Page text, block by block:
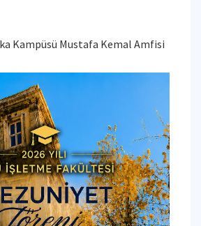
Kampüsü Mustafa Kemal Amfisi